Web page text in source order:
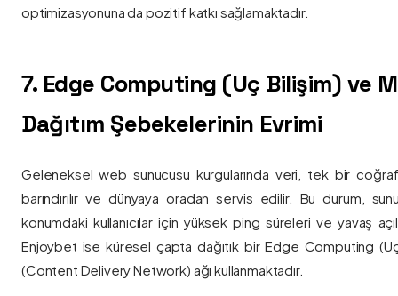
optimizasyonuna da pozitif katkı sağlamaktadır.
7. Edge Computing (Uç Bilişim) ve
Dağıtım Şebekelerinin Evrimi
Geleneksel web sunucusu kurgularında veri, tek bir
barındırılır ve dünyaya oradan servis edilir. Bu durum,
konumdaki kullanıcılar için yüksek ping süreleri ve yavaş
Enjoybet ise küresel çapta dağıtık bir Edge Computing
(Content Delivery Network) ağı kullanmaktadır.